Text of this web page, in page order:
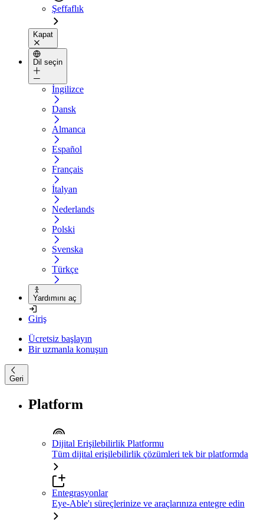
Şeffaflık
Kapat
Dil seçin
İngilizce
Dansk
Almanca
Español
Français
İtalyan
Nederlands
Polski
Svenska
Türkçe
Yardımını aç
Giriş
Ücretsiz başlayın
Bir uzmanla konuşun
Geri
Platform
Dijital Erişilebilirlik Platformu
Tüm dijital erişilebilirlik çözümleri tek bir platformda
Entegrasyonlar
Eye-Able'ı süreçlerinize ve araçlarınıza entegre edin